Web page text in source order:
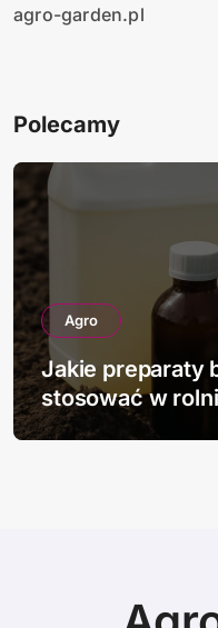
agro-garden.pl
Polecamy
Agro
Jakie preparaty
stosować w